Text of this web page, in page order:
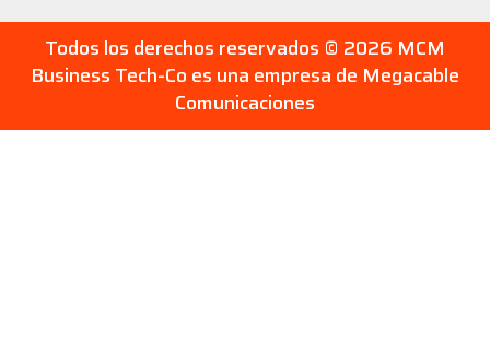
Todos los derechos reservados © 2026 MCM
Business Tech-Co es una empresa de Megacable
Comunicaciones